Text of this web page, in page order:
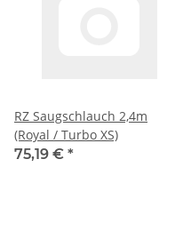
RZ Saugschlauch 2,4m
(Royal / Turbo XS)
75,19 € *